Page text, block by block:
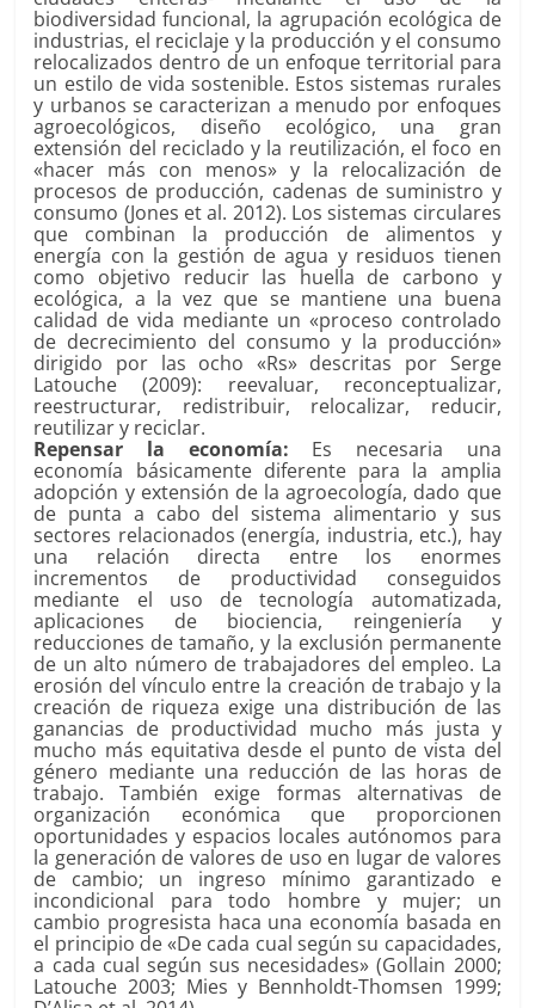
biodiversidad funcional, la agrupación ecológica de
industrias, el reciclaje y la producción y el consumo
relocalizados dentro de un enfoque territorial para
un estilo de vida sostenible. Estos sistemas rurales
y urbanos se caracterizan a menudo por enfoques
agroecológicos, diseño ecológico, una gran
extensión del reciclado y la reutilización, el foco en
«hacer más con menos» y la relocalización de
procesos de producción, cadenas de suministro y
consumo (Jones et al. 2012). Los sistemas circulares
que combinan la producción de alimentos y
energía con la gestión de agua y residuos tienen
como objetivo reducir las huella de carbono y
ecológica, a la vez que se mantiene una buena
calidad de vida mediante un «proceso controlado
de decrecimiento del consumo y la producción»
dirigido por las ocho «Rs» descritas por Serge
Latouche (2009): reevaluar, reconceptualizar,
reestructurar, redistribuir, relocalizar, reducir,
reutilizar y reciclar.
Repensar la economía: Es necesaria una
economía básicamente diferente para la amplia
adopción y extensión de la agroecología, dado que
de punta a cabo del sistema alimentario y sus
sectores relacionados (energía, industria, etc.), hay
una relación directa entre los enormes
incrementos de productividad conseguidos
mediante el uso de tecnología automatizada,
aplicaciones de biociencia, reingeniería y
reducciones de tamaño, y la exclusión permanente
de un alto número de trabajadores del empleo. La
erosión del vínculo entre la creación de trabajo y la
creación de riqueza exige una distribución de las
ganancias de productividad mucho más justa y
mucho más equitativa desde el punto de vista del
género mediante una reducción de las horas de
trabajo. También exige formas alternativas de
organización económica que proporcionen
oportunidades y espacios locales autónomos para
la generación de valores de uso en lugar de valores
de cambio; un ingreso mínimo garantizado e
incondicional para todo hombre y mujer; un
cambio progresista haca una economía basada en
el principio de «De cada cual según su capacidades,
a cada cual según sus necesidades» (Gollain 2000;
Latouche 2003; Mies y Bennholdt-Thomsen 1999;